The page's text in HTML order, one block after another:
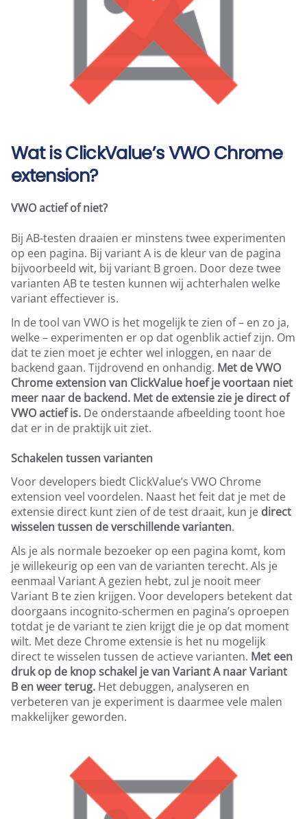
Wat is ClickValue’s VWO Chrome
extension?
VWO actief of niet?
Bij AB-testen draaien er minstens twee experimenten
op een pagina. Bij variant A is de kleur van de pagina
bijvoorbeeld wit, bij variant B groen. Door deze twee
varianten AB te testen kunnen wij achterhalen welke
variant effectiever is.
In de tool van VWO is het mogelijk te zien of – en zo ja,
welke – experimenten er op dat ogenblik actief zijn. Om
dat te zien moet je echter wel inloggen, en naar de
backend gaan. Tijdrovend en onhandig. Met de VWO
Chrome extension van ClickValue hoef je voortaan niet
meer naar de backend. Met de extensie zie je direct of
VWO actief is. De onderstaande afbeelding toont hoe
dat er in de praktijk uit ziet.
Schakelen tussen varianten
Voor developers biedt ClickValue’s VWO Chrome
extension veel voordelen. Naast het feit dat je met de
extensie direct kunt zien of de test draait, kun je direct
wisselen tussen de verschillende varianten.
Als je als normale bezoeker op een pagina komt, kom
je willekeurig op een van de varianten terecht. Als je
eenmaal Variant A gezien hebt, zul je nooit meer
Variant B te zien krijgen. Voor developers betekent dat
doorgaans incognito-schermen en pagina’s oproepen
totdat je de variant te zien krijgt die je op dat moment
wilt. Met deze Chrome extensie is het nu mogelijk
direct te wisselen tussen de actieve varianten. Met een
druk op de knop schakel je van Variant A naar Variant
B en weer terug. Het debuggen, analyseren en
verbeteren van je experiment is daarmee vele malen
makkelijker geworden.